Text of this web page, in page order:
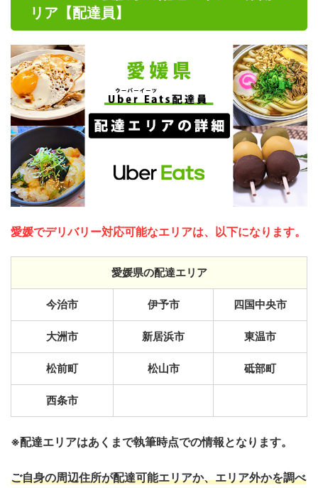
リア【配達員】
愛媛でデリバリー対応可能なエリアは、以下になります。
愛媛県の配達エリア
今治市 伊予市 四国中央市
大洲市 新居浜市 東温市
松前町 松山市 砥部町
西条市
※配達エリアはあくまで執筆時点での情報となります。
ご自身の周辺住所が配達可能エリアか、エリア外かを調べ